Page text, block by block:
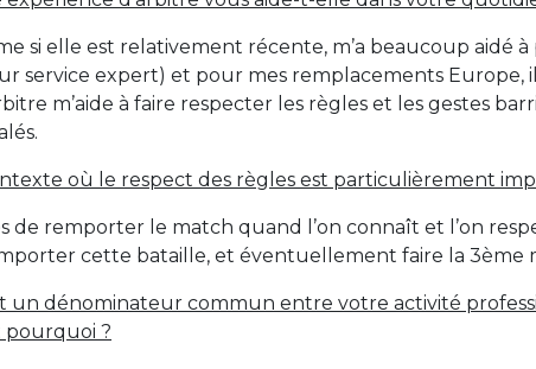
si elle est relativement récente, m’a beaucoup aidé
service expert) et pour mes remplacements Europe,
m’aide à faire respecter les règles et les gestes
où le respect des règles est particulièrement
de remporter le match quand l’on connaît et l’on
cette bataille, et éventuellement faire la 3ème
un dénominateur commun entre votre activité
pourquoi ?